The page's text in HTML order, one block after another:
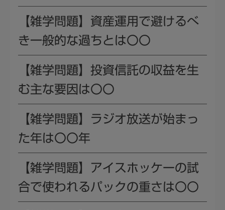
【雑学問題】資産運用で避けるべ
き一般的な過ちとは〇〇
【雑学問題】投資信託の収益を生
む主な要因は〇〇
【雑学問題】ラジオ放送が始まっ
た年は〇〇年
【雑学問題】アイスホッケーの試
合で使われるパックの重さは〇〇